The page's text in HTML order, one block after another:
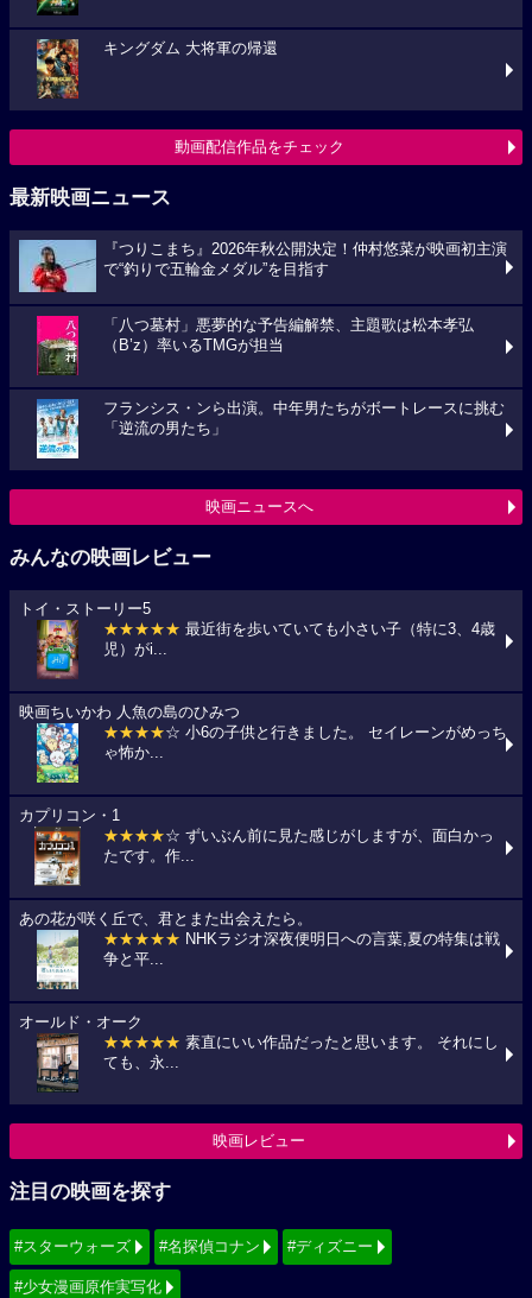
キングダム 大将軍の帰還
動画配信作品をチェック
最新映画ニュース
『つりこまち』2026年秋公開決定！仲村悠菜が映画初主演
で“釣りで五輪金メダル”を目指す
「八つ墓村」悪夢的な予告編解禁、主題歌は松本孝弘
（B’z）率いるTMGが担当
フランシス・ンら出演。中年男たちがボートレースに挑む
「逆流の男たち」
映画ニュースへ
みんなの映画レビュー
トイ・ストーリー5
★★★★★ 最近街を歩いていても小さい子（特に3、4歳
児）がi...
映画ちいかわ 人魚の島のひみつ
★★★★☆ 小6の子供と行きました。 セイレーンがめっち
ゃ怖か...
カプリコン・1
★★★★☆ ずいぶん前に見た感じがしますが、面白かっ
たです。作...
あの花が咲く丘で、君とまた出会えたら。
★★★★★ NHKラジオ深夜便明日への言葉,夏の特集は戦
争と平...
オールド・オーク
★★★★★ 素直にいい作品だったと思います。 それにし
ても、永...
映画レビュー
注目の映画を探す
#スターウォーズ #名探偵コナン #ディズニー
#少女漫画原作実写化